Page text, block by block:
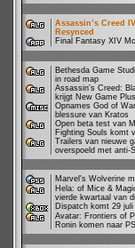
Assassin’s Creed
Resynced
Final Fantasy XIV
Bethesda Game
in road map
Assassin's Creed:
krijgt New Game Plus
Opnames God of
blessure van Kratos
Open beta test van
Fighting Souls komt
Trailers van nieuwe
overspoeld met anti-
Marvel's Wolverine
Hela: of Mice &
vierde kwartaal van
Dispatch komt 29
Avatar: Frontiers of
Ronin komen naar